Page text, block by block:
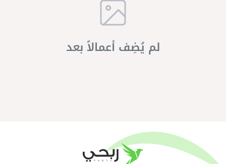
لم يُضِف أعمالاً بعد